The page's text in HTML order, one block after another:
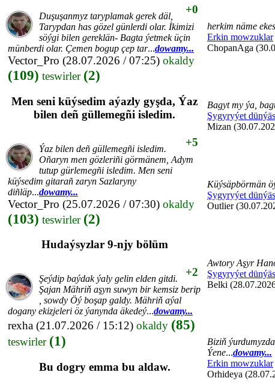
+0
Duşuşanmyz taryplamak gerek däl,
Tarypdan has gözel günlerdi olar. İkimizi
söýgi bilen gereklän- Bagta ýetmek üçin
münberdi olar. Çemen bogup çep tar...dowamy...
Vector_Pro (28.07.2026 / 07:25) okaldy
(109) teswirler (2)
Men seni küýsedim aýazly gyşda, Ýaz
bilen deñ güllemegñi isledim.
+5
Ýaz bilen deñ güllemegñi isledim.
Oñaryn men gözleriñi görmänem, Adym
tutup gürlemegñi isledim. Men seni
küýsedim gitarañ zaryn Sazlaryny
diñläp...dowamy...
Vector_Pro (25.07.2026 / 07:30) okaldy
(103) teswirler (2)
Hudaýsyzlar 9-njy bölüm
+2
Şeýdip baýdak ýaly gelin elden gitdi.
Şajan Mähriň aşyn suwyn bir kemsiz berip
, sowdy Öý boşap galdy. Mähriň aýal
dogany ekizjeleri öz ýanynda äkedeý...dowamy...
rexha (21.07.2026 / 15:12) okaldy (85)
teswirler (1)
Bu dogry emma bu aldaw.
herkim näme
Erkin mowzuklar
ChopanAga
Bagyt my ýa,
Şygyryýet
Mizan
Küýsäpbörmän
Şygyryýet
Outlier
Awtory Aşyr
Şygyryýet
Belki
Biziň
Ýene...dowamy...
Erkin mowzuklar
Orhideya